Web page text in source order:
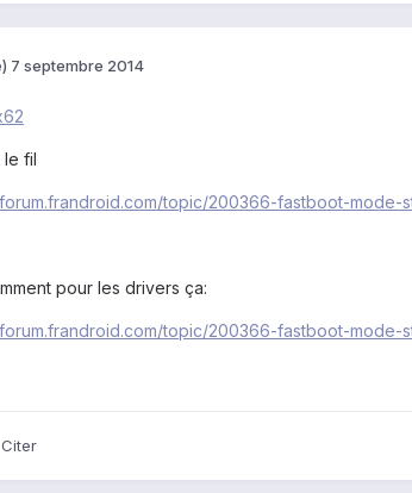
7 septembre 2014
le fil
topic/200366-fastboot-mode-
pour les drivers ça:
topic/200366-fastboot-mode-
Citer